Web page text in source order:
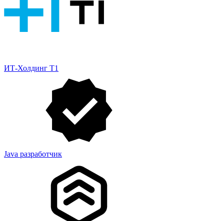
ИТ-Холдинг Т1
Java разработчик